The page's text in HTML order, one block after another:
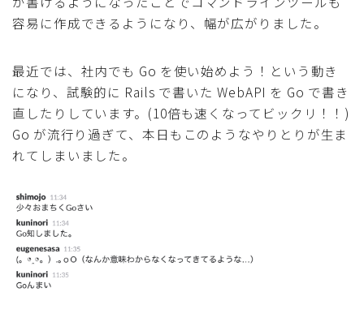
容易に作成できるようになり、幅が広がりました。
最近では、社内でも Go を使い始めよう！という動き
になり、試験的に Rails で書いた WebAPI を Go で書き
直したりしています。(10倍も速くなってビックリ！！)
Go が流行り過ぎて、本日もこのようなやりとりが生ま
れてしまいました。